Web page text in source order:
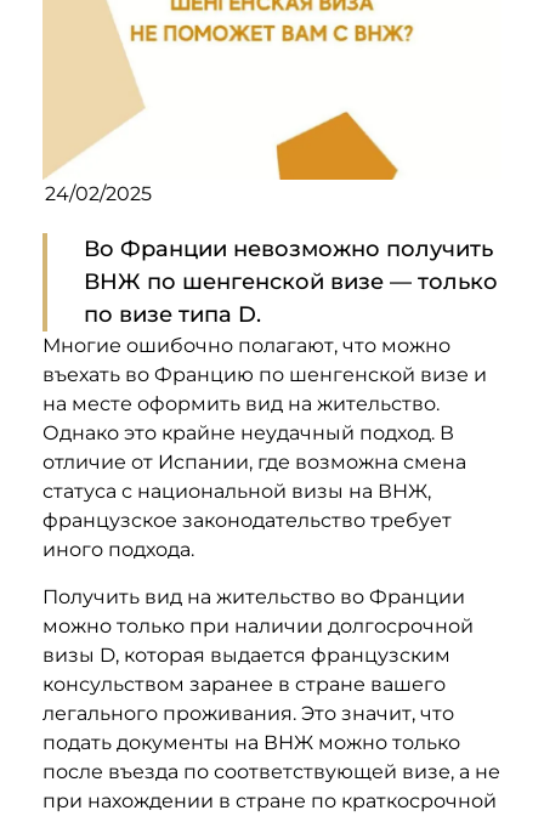
24/02/2025
Во Франции невозможно получить
ВНЖ по шенгенской визе — только
по визе типа D.
Многие ошибочно полагают, что можно
въехать во Францию по шенгенской визе и
на месте оформить вид на жительство.
Однако это крайне неудачный подход. В
отличие от Испании, где возможна смена
статуса с национальной визы на ВНЖ,
французское законодательство требует
иного подхода.
Получить вид на жительство во Франции
можно только при наличии долгосрочной
визы D, которая выдается французским
консульством заранее в стране вашего
легального проживания. Это значит, что
подать документы на ВНЖ можно только
после въезда по соответствующей визе, а не
при нахождении в стране по краткосрочной